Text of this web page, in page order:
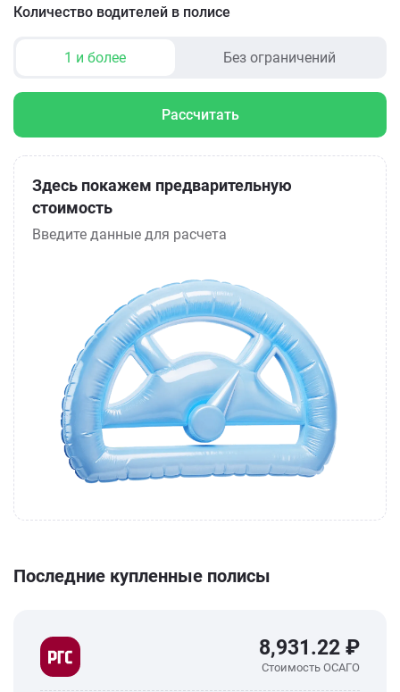
Количество водителей в полисе
1 и более Без ограничений
Рассчитать
Здесь покажем предварительную
стоимость
Введите данные для расчета
Последние купленные полисы
8,931.22 ₽
Стоимость ОСАГО